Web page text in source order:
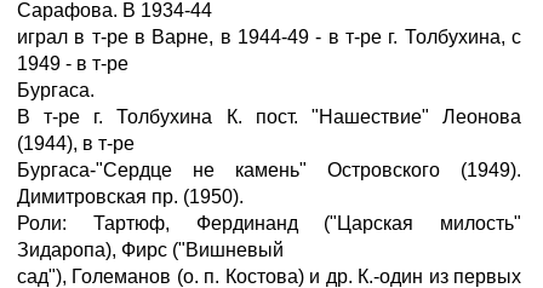
Сарафова. В 1934-44
играл в т-ре в Варне, в 1944-49 - в т-ре г. Толбухина, с
1949 - в т-ре
Бургаса.
В т-ре г. Толбухина К. пост. "Нашествие" Леонова
(1944), в т-ре
Бургаса-"Сердце не камень" Островского (1949).
Димитровская пр. (1950).
Роли: Тартюф, Фердинанд ("Царская милость"
Зидаропа), Фирс ("Вишневый
сад"), Големанов (о. п. Костова) и др. К.-один из первых